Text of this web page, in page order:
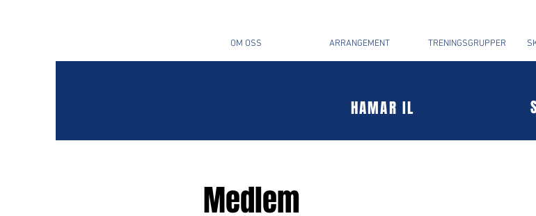
OM OSS ARRANGEMENT TRENINGSGRUPPER
HAMAR IL
Medlem